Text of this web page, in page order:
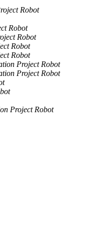
Robot
Robot
Robot
Robot
Robot
Project Robot
Project Robot
Project Robot